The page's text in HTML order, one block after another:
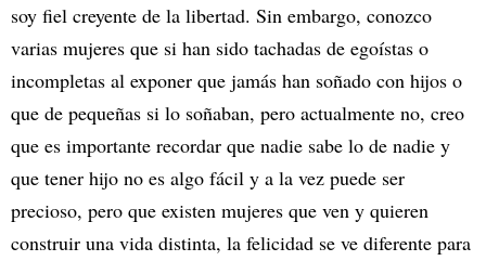
soy fiel creyente de la libertad. Sin embargo, conozco
varias mujeres que si han sido tachadas de egoístas o
incompletas al exponer que jamás han soñado con hijos o
que de pequeñas si lo soñaban, pero actualmente no, creo
que es importante recordar que nadie sabe lo de nadie y
que tener hijo no es algo fácil y a la vez puede ser
precioso, pero que existen mujeres que ven y quieren
construir una vida distinta, la felicidad se ve diferente para